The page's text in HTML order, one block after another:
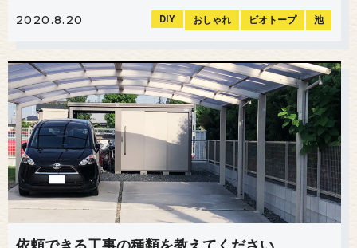
2020.8.20 DIY おしゃれ ビオトープ 池